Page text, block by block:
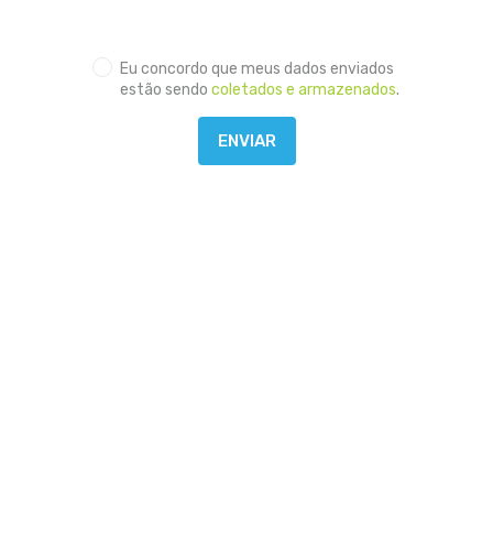
Eu concordo que meus dados enviados
estão sendo coletados e armazenados.